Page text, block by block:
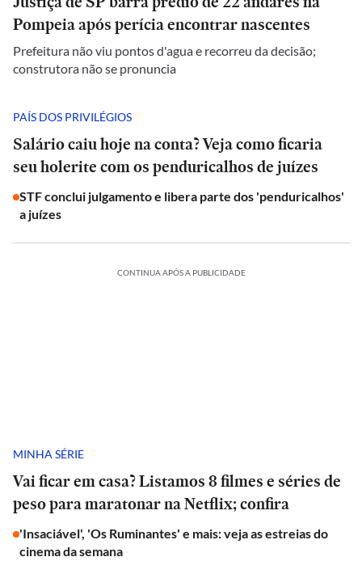
Pompeia após perícia encontrar nascentes
Prefeitura não viu pontos d'agua e recorreu da decisão;
construtora não se pronuncia
PAÍS DOS PRIVILÉGIOS
Salário caiu hoje na conta? Veja como ficaria
seu holerite com os penduricalhos de juízes
STF conclui julgamento e libera parte dos 'penduricalhos'
a juízes
CONTINUA APÓS A PUBLICIDADE
MINHA SÉRIE
Vai ficar em casa? Listamos 8 filmes e séries de
peso para maratonar na Netflix; confira
'Insaciável', 'Os Ruminantes' e mais: veja as estreias do
cinema da semana